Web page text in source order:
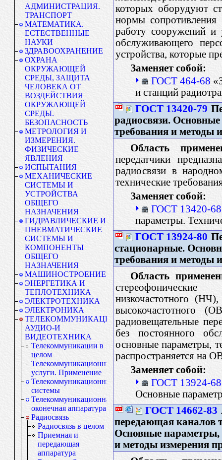
АДМИНИСТРАЦИЯ.
ТРАНСПОРТ
МАТЕМАТИКА.
ЕСТЕСТВЕННЫЕ
НАУКИ
ЗДРАВООХРАНЕНИЕ
ОХРАНА
ОКРУЖАЮЩЕЙ
СРЕДЫ, ЗАЩИТА
ЧЕЛОВЕКА ОТ
ВОЗДЕЙСТВИЯ
ОКРУЖАЮЩЕЙ
СРЕДЫ.
БЕЗОПАСНОСТЬ
МЕТРОЛОГИЯ И
ИЗМЕРЕНИЯ.
ФИЗИЧЕСКИЕ
ЯВЛЕНИЯ
ИСПЫТАНИЯ
МЕХАНИЧЕСКИЕ
СИСТЕМЫ И
УСТРОЙСТВА
ОБЩЕГО
НАЗНАЧЕНИЯ
ГИДРАВЛИЧЕСКИЕ И
ПНЕВМАТИЧЕСКИЕ
СИСТЕМЫ И
КОМПОНЕНТЫ
ОБЩЕГО
НАЗНАЧЕНИЯ
МАШИНОСТРОЕНИЕ
ЭНЕРГЕТИКА И
ТЕПЛОТЕХНИКА
ЭЛЕКТРОТЕХНИКА
ЭЛЕКТРОНИКА
ТЕЛЕКОММУНИКАЦИИ.
АУДИО-И
ВИДЕОТЕХНИКА
Телекоммуникации в
целом
Телекоммуникационные
услуги. Применение
Телекоммуникационные
системы
Телекоммуникационная
оконечная аппаратура
Радиосвязь
Радиосвязь в целом
Приемная и
передающая
аппаратура
которых оборудуют
нормы
работу сооружений и
обслуживающего
устройства, которые
Заменяет собой:
ГОСТ 464-68
и станций
ГОСТ 13420-79
радиосвязи.
требования и методы
Область
передатчики
радиосвязи в
технические
Заменяет собой:
ГОСТ 13420-68
параметры.
ГОСТ 13924-80
стационарные.
требования и методы
Область
низкочастотного
высокочастотного
радиовещательные
без постоянного
основные параметры,
распространяется на
Заменяет собой:
ГОСТ 13924-68
Основные
ГОСТ 14662-83
передающая каналов
Основные параметры,
и методы измерения